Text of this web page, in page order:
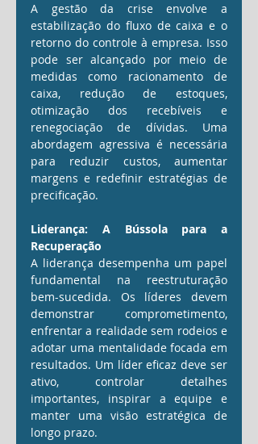
A gestão da crise envolve a
estabilização do fluxo de caixa e o
retorno do controle à empresa. Isso
pode ser alcançado por meio de
medidas como racionamento de
caixa, redução de estoques,
otimização dos recebíveis e
renegociação de dívidas. Uma
abordagem agressiva é necessária
para reduzir custos, aumentar
margens e redefinir estratégias de
precificação.
Liderança: A Bússola para a
Recuperação
A liderança desempenha um papel
fundamental na reestruturação
bem-sucedida. Os líderes devem
demonstrar comprometimento,
enfrentar a realidade sem rodeios e
adotar uma mentalidade focada em
resultados. Um líder eficaz deve ser
ativo, controlar detalhes
importantes, inspirar a equipe e
manter uma visão estratégica de
longo prazo.